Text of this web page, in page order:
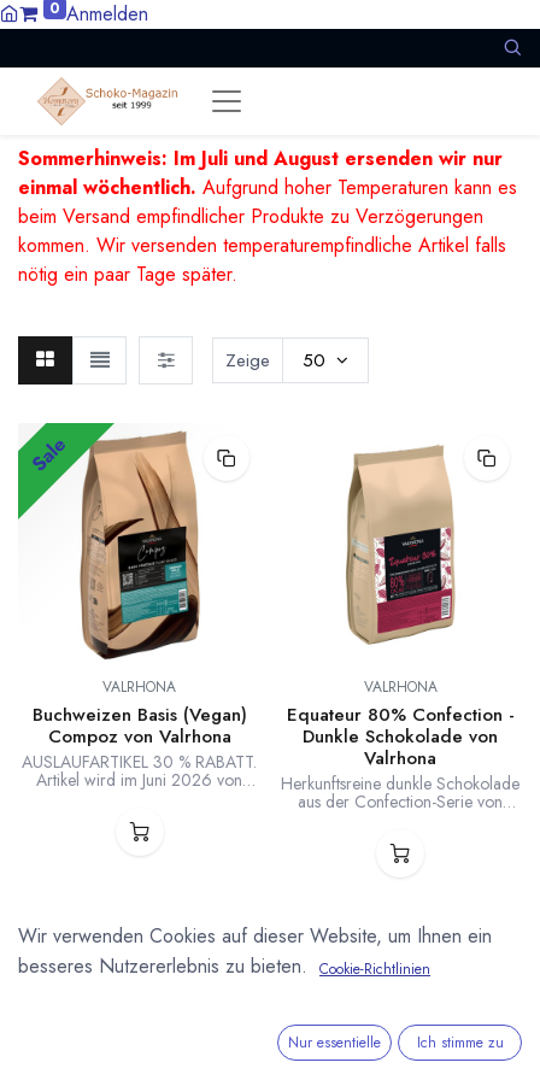
0 Anmelden
Sommerhinweis: Im Juli und August ersenden wir nur
einmal wöchentlich. Aufgrund hoher Temperaturen kann es
beim Versand empfindlicher Produkte zu Verzögerungen
kommen. Wir versenden temperaturempfindliche Artikel falls
nötig ein paar Tage später.
Zeige 50
Sale
VALRHONA
Buchweizen Basis (Vegan)
Compoz von Valrhona
AUSLAUFARTIKEL 30 % RABATT.
Artikel wird im Juni 2026 von
Valrhona eingestellt. Gerösteter
pflanzliche Milch-Alternative für
VALRHONA
Equateur 80% Confection -
Dunkle Schokolade von
Valrhona
Herkunftsreine dunkle Schokolade
aus der Confection-Serie von
20 % Zucker. Speziell für
Équateur: pflanzliche Bitterkeit und
Noten süßer Gewürze.
Wir verwenden Cookies auf dieser Website, um Ihnen ein
besseres Nutzererlebnis zu bieten.
Cookie-Richtlinien
Nur essentielle Ich stimme zu